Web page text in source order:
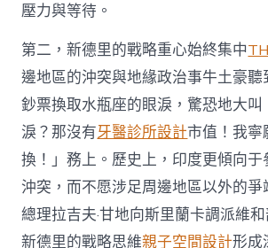
壓力與等待。
第二，新德里的戰略重心始終集中
邊地區的沖突與地緣政治事牛土豪
鈔票換取水瓶座的眼淚，驚恐地大叫
淚？那沒有牙醫診所設計市值！我寧
換！」務上。歷史上，印度更傾向于
沖突，而不愿涉足周邊地區以外的
總理拉吉夫·甘地向斯里蘭卡調派維
新德里的戰略思維親子空間設計形成